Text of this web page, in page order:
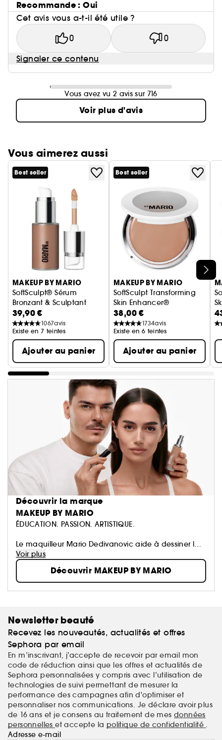
Recommande : Oui
Cet avis vous a-t-il été utile ?
0 0
Signaler ce contenu
Vous avez vu 2 avis sur 716
Voir plus d'avis
Vous aimerez aussi
Ignorer le carrousel produits
Best seller
MAKEUP BY MARIO
SoftSculpt® Sérum
Bronzant & Sculptant
39,90 €
1067avis
Existe en 7 teintes
Ajouter au panier
Best seller
MAKEUP BY MARIO
SoftSculpt Transforming
Skin Enhancer®
Baume bronzant
38,00 €
1734avis
Existe en 6 teintes
Ajouter au panier
Découvrir la marque
MAKEUP BY MARIO
ÉDUCATION. PASSION. ARTISTIQUE.
Le maquilleur Mario Dedivanovic aide à dessiner la
version la plus parfaite de la beauté naturelle d'un
individu. De l'éducation aux médias sociaux en
passant par l'innovation, Mario s'est construit une
clientèle mondiale, ayant enseigné et popularisé
certaines des techniques de maquillage les plus
Voir plus
Découvrir MAKEUP BY MARIO
Newsletter beauté
Recevez les nouveautés, actualités et offres
Sephora par email
En m’inscrivant, j’accepte de recevoir par email mon
code de réduction ainsi que les offres et actualités de
Sephora personnalisées y compris avec l’utilisation de
technologies de suivi permettant de mesurer la
performance des campagnes afin d'optimiser et
personnaliser nos communications. Je déclare avoir plus
de 16 ans et je consens au traitement de mes données
personnelleset accepte la politique de confidentialité .
Adresse e-mail